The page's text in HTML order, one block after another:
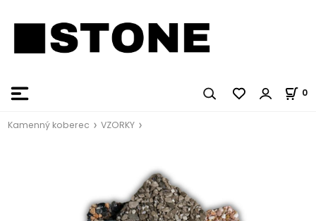
0
Kamenný koberec VZORKY